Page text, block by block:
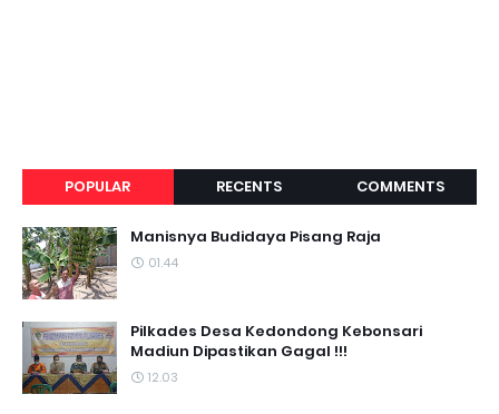
POPULAR RECENTS COMMENTS
Manisnya Budidaya Pisang Raja
01.44
Pilkades Desa Kedondong Kebonsari
Madiun Dipastikan Gagal !!!
12.03